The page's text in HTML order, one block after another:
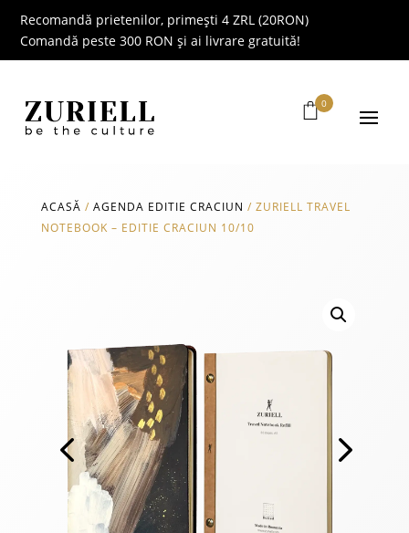
Recomandă prietenilor, primești 4 ZRL (20RON)
Comandă peste 300 RON și ai livrare gratuită!
0
ACASĂ / AGENDA EDITIE CRACIUN / ZURIELL TRAVEL
NOTEBOOK – EDITIE CRACIUN 10/10